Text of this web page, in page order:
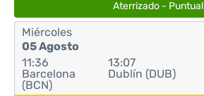
Aterrizado - Puntual
Miércoles
05 Agosto
11:36
Barcelona
(BCN)
13:07
Dublín (DUB)